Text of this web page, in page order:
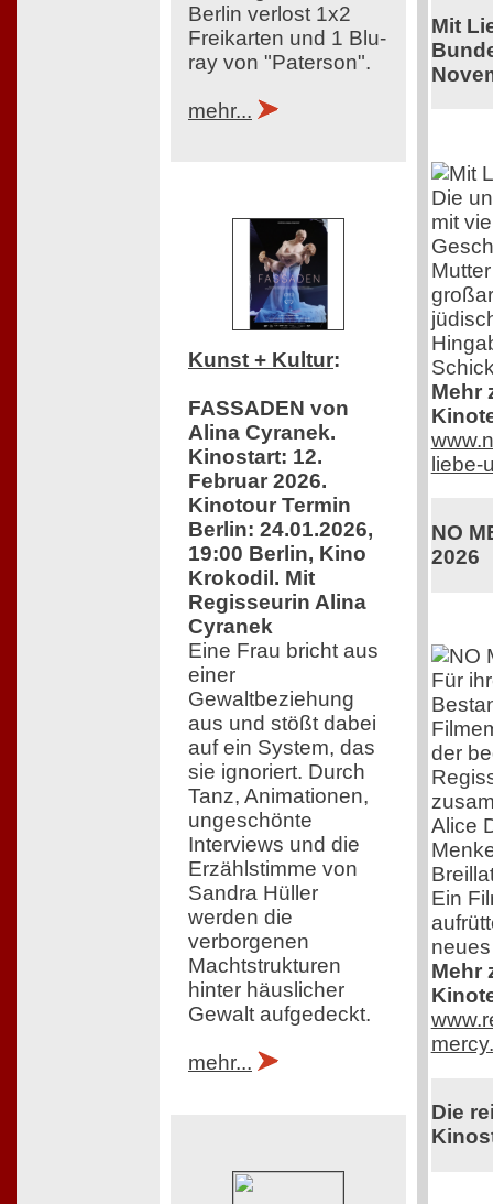
Berlin verlost 1x2
Freikarten und 1 Blu-
ray von "Paterson".
mehr...
Kunst + Kultur:
FASSADEN von
Alina Cyranek.
Kinostart: 12.
Februar 2026.
Kinotour Termin
Berlin: 24.01.2026,
19:00 Berlin, Kino
Krokodil. Mit
Regisseurin Alina
Cyranek
Eine Frau bricht aus
einer
Gewaltbeziehung
aus und stößt dabei
auf ein System, das
sie ignoriert. Durch
Tanz, Animationen,
ungeschönte
Interviews und die
Erzählstimme von
Sandra Hüller
werden die
verborgenen
Machtstrukturen
hinter häuslicher
Gewalt aufgedeckt.
mehr...
Mit
Die
mit
Mehr
liebe-
NO
2026
Für
der
Alice
Ein
Mehr
Die